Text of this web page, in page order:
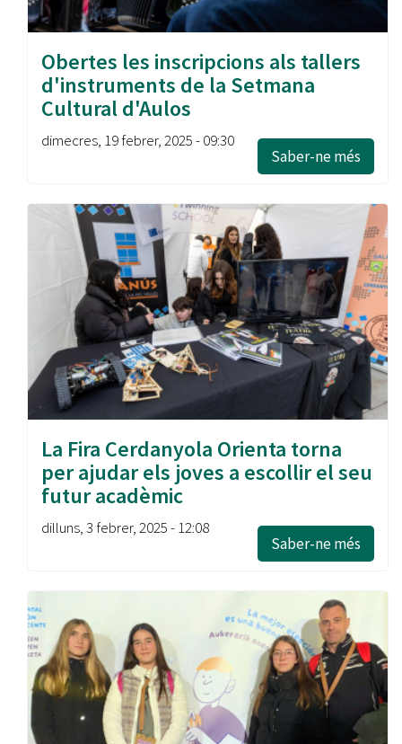
Obertes les inscripcions als tallers
d'instruments de la Setmana
Cultural d'Aulos
dimecres, 19 febrer, 2025 - 09:30
Saber-ne més
La Fira Cerdanyola Orienta torna
per ajudar els joves a escollir el seu
futur acadèmic
dilluns, 3 febrer, 2025 - 12:08
Saber-ne més